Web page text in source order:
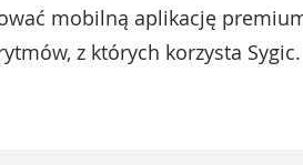
mobilną aplikację
z których korzysta Sygic.